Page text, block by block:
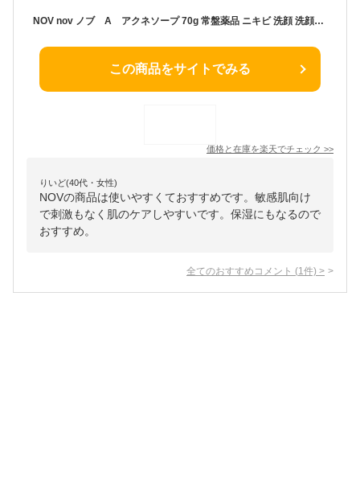
NOV nov ノブ A アクネソープ 70g 常盤薬品 ニキビ 洗顔 洗顔せっけん 化粧品 敏感肌 低刺激
この商品をサイトでみる
価格と在庫を楽天でチェック >>
りいど(40代・女性)
NOVの商品は使いやすくておすすめです。敏感肌向け
で刺激もなく肌のケアしやすいです。保湿にもなるので
おすすめ。
全てのおすすめコメント (1 件) >